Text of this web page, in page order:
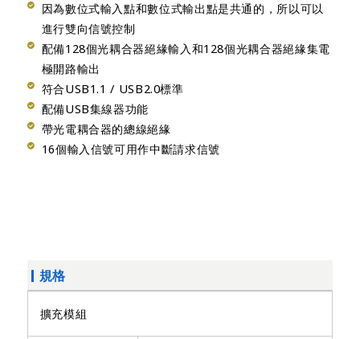
因為數位式輸入點和數位式輸出點是共通的，所以可以
進行雙向信號控制
配備128個光耦合器絕緣輸入和128個光耦合器絕緣集電
極開路輸出
符合USB1.1 / USB2.0標準
配備USB集線器功能
帶光電耦合器的總線絕緣
16個輸入信號可用作中斷請求信號
規格
擴充模組